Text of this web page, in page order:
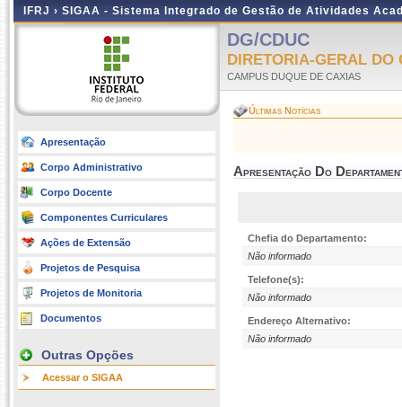
IFRJ › SIGAA - Sistema Integrado de Gestão de Atividades
Apresentação
Corpo Administrativo
Corpo Docente
Componentes Curriculares
Ações de Extensão
Projetos de Pesquisa
Projetos de Monitoria
Documentos
Outras Opções
Acessar o SIGAA
DG/CDUC
DIRETORIA-GERAL DO
CAMPUS DUQUE DE CAXIAS
Últimas Notícias
Apresentação Do
Chefia do Departamento:
Não informado
Telefone(s):
Não informado
Endereço Alternativo:
Não informado